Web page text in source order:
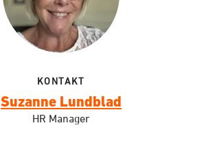
KONTAKT
Suzanne Lundblad
HR Manager